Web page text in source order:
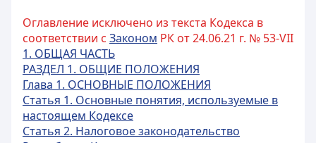
Оглавление исключено из текста Кодекса в
соответствии с Законом РК от 24.06.21 г. № 53-VII
1. ОБЩАЯ ЧАСТЬ
РАЗДЕЛ 1. ОБЩИЕ ПОЛОЖЕНИЯ
Глава 1. ОСНОВНЫЕ ПОЛОЖЕНИЯ
Статья 1. Основные понятия, используемые в
настоящем Кодексе
Статья 2. Налоговое законодательство